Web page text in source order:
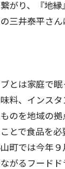
がり、『地
三井泰平さん
とは家庭で眠
料、インス
のを地域の
とで食品を
町では今年
がるフード